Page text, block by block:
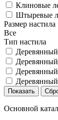
Клиновые
Штыревые
Размер настила
Все
Тип настила
Основной